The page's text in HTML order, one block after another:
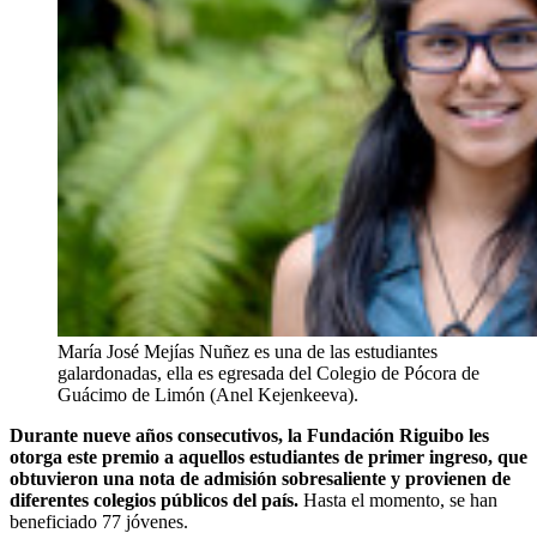
María José Mejías Nuñez es una de las estudiantes
galardonadas, ella es egresada del Colegio de Pócora de
Guácimo de Limón (Anel Kejenkeeva).
Durante nueve años consecutivos, la Fundación Riguibo les
otorga este premio a aquellos estudiantes de primer ingreso, que
obtuvieron una nota de admisión sobresaliente y provienen de
diferentes colegios públicos del país. Hasta el momento, se han
beneficiado 77 jóvenes.